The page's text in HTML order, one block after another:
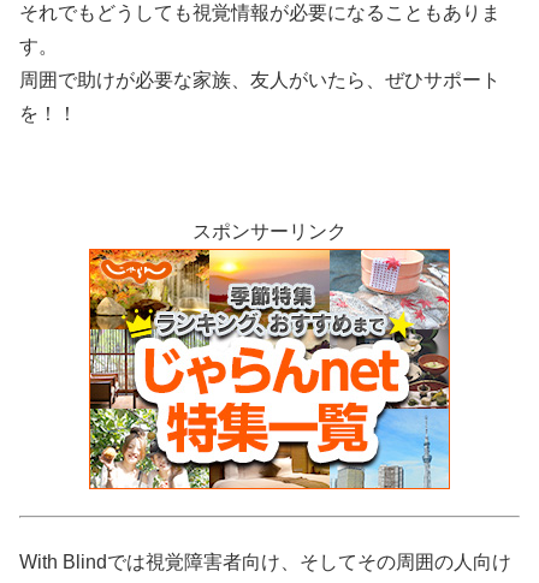
それでもどうしても視覚情報が必要になることもありま
す。
周囲で助けが必要な家族、友人がいたら、ぜひサポート
を！！
スポンサーリンク
With Blindでは視覚障害者向け、そしてその周囲の人向け